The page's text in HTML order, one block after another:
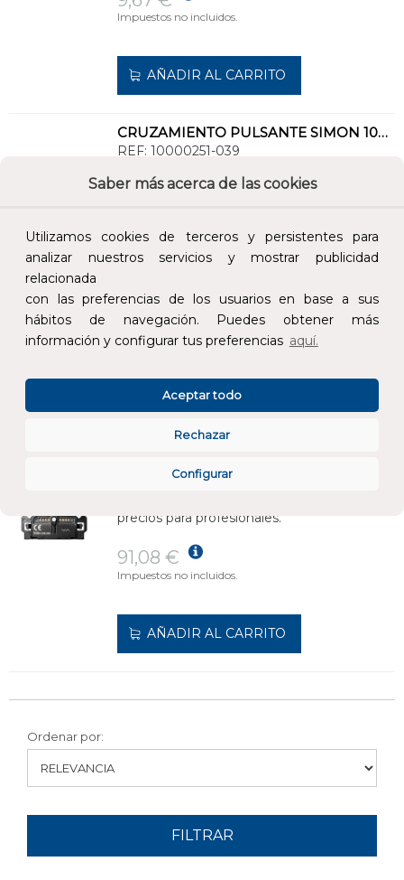
Saber más acerca de las cookies
Utilizamos cookies de terceros y persistentes para
analizar nuestros servicios y mostrar publicidad
relacionada
con las preferencias de los usuarios en base a sus
hábitos de navegación. Puedes obtener más
información y configurar tus preferencias aquí.
Configurar
Rechazar
Aceptar todo
Impuestos no incluidos.
AÑADIR AL CARRITO
CRUZAMIENTO PULSANTE SIMON 100 10AX 250V
REF: 10000251-039
precios para profesionales.
Impuestos no incluidos.
10001358-039
Añade al carrito y sigue el proceso de
precios para profesionales.
91,08 €
Impuestos no incluidos.
AÑADIR AL CARRITO
Ordenar por:
FILTRAR